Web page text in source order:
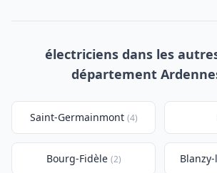
électriciens dans les
département
Saint-Germainmont (4)
Bourg-Fidèle (2)